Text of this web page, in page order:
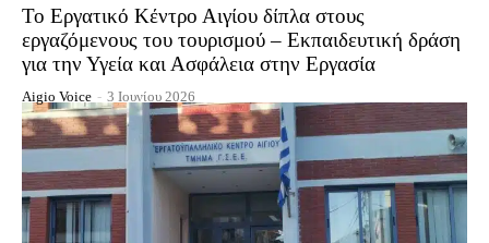
Το Εργατικό Κέντρο Αιγίου δίπλα στους
εργαζόμενους του τουρισμού – Εκπαιδευτική δράση
για την Υγεία και Ασφάλεια στην Εργασία
Aigio Voice - 3 Ιουνίου 2026